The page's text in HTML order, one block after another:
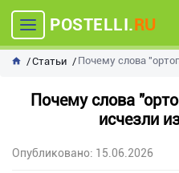
POSTELLI.RU
Статьи
Почему слова
исчезли
Опубликовано: 15.06.2026